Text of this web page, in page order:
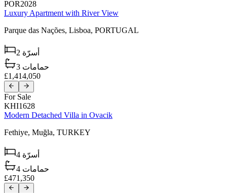
POR2028
Luxury Apartment with River View
Parque das Nações, Lisboa, PORTUGAL
2 أسرّة
3 حمامات
£1,414,050
For Sale
KHI1628
Modern Detached Villa in Ovacik
Fethiye, Muğla, TURKEY
4 أسرّة
4 حمامات
£471,350